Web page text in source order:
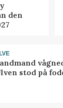
den
stod på